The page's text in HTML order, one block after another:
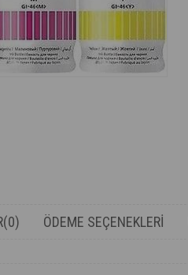
(0) ÖDEME SEÇENEKLERI